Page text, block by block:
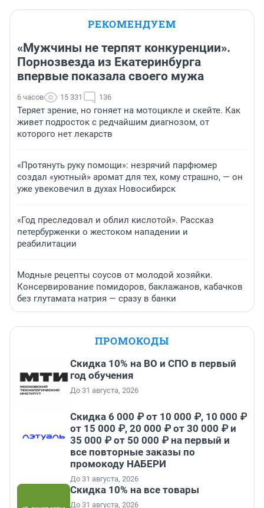
РЕКОМЕНДУЕМ
«Мужчины не терпят конкуренции».
Порнозвезда из Екатеринбурга
впервые показала своего мужа
6 часов 15 331 136
Теряет зрение, но гоняет на мотоцикле и скейте. Как
живет подросток с редчайшим диагнозом, от
которого нет лекарств
«Протянуть руку помощи»: незрячий парфюмер
создал «уютный» аромат для тех, кому страшно, — он
уже увековечил в духах Новосибирск
«Год преследовал и облил кислотой». Рассказ
петербурженки о жестоком нападении и
реабилитации
Модные рецепты соусов от молодой хозяйки.
Консервирование помидоров, баклажанов, кабачков
без глутамата натрия — сразу в банки
ПРОМОКОДЫ
Скидка 10% на ВО и СПО в первый
год обучения
До 31 августа, 2026
Скидка 6 000 ₽ от 10 000 ₽, 10 000 ₽
от 15 000 ₽, 20 000 ₽ от 30 000 ₽ и
35 000 ₽ от 50 000 ₽ на первый и
все повторные заказы по
промокоду НАБЕРИ
До 31 августа, 2026
Скидка 10% на все товары
До 31 августа, 2026